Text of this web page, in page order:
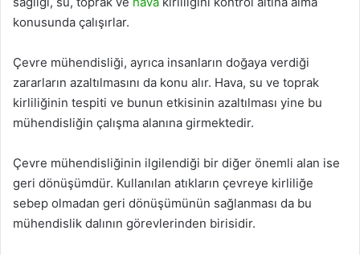
konusunda çalışırlar.
Çevre mühendisliği, ayrıca insanların doğaya verdiği
zararların azaltılmasını da konu alır. Hava, su ve toprak
kirliliğinin tespiti ve bunun etkisinin azaltılması yine bu
mühendisliğin çalışma alanına girmektedir.
Çevre mühendisliğinin ilgilendiği bir diğer önemli alan ise
geri dönüşümdür. Kullanılan atıkların çevreye kirliliğe
sebep olmadan geri dönüşümünün sağlanması da bu
mühendislik dalının görevlerinden birisidir.